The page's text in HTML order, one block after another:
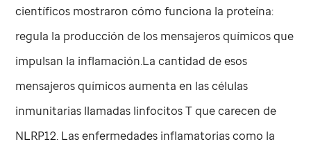
científicos mostraron cómo funciona la proteína:
regula la producción de los mensajeros químicos que
impulsan la inflamación.La cantidad de esos
mensajeros químicos aumenta en las células
inmunitarias llamadas linfocitos T que carecen de
NLRP12. Las enfermedades inflamatorias como la